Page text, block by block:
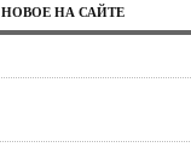
НОВОЕ НА САЙТЕ